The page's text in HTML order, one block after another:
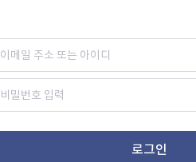
로그인